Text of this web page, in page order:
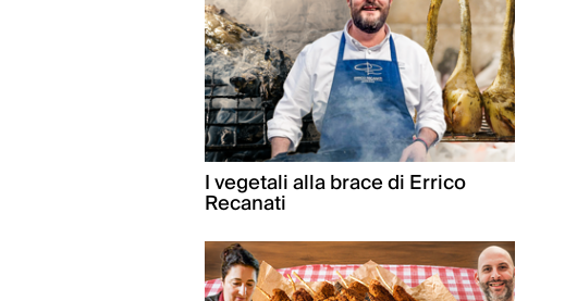
I vegetali alla brace di Errico
Recanati